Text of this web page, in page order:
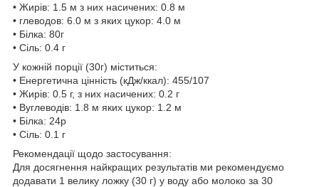
• Жирів: 1.5 м з них насичених: 0.8 м
• глеводов: 6.0 м з яких цукор: 4.0 м
• Білка: 80г
• Сіль: 0.4 г
У кожній порції (30г) міститься:
• Енергетична цінність (кДж/ккал): 455/107
• Жирів: 0.5 г, з них насичених: 0.2 г
• Вуглеводів: 1.8 м яких цукор: 1.2 м
• Білка: 24р
• Сіль: 0.1 г
Рекомендації щодо застосування:
Для досягнення найкращих результатів ми рекомендуємо
додавати 1 велику ложку (30 г) у воду або молоко за 30